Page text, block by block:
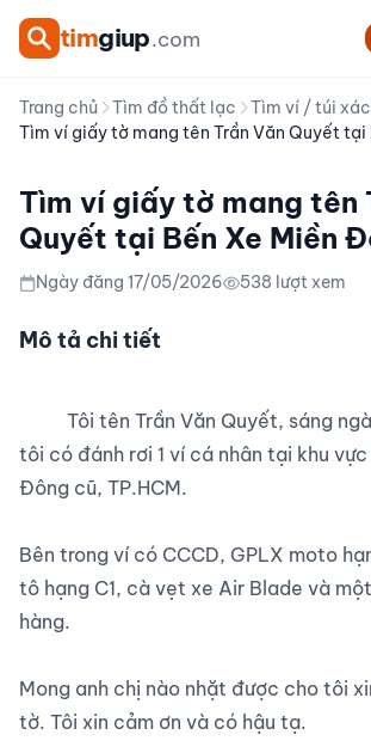
timgiup.com
Trang chủ Tìm đồ thất lạc
Tìm ví / túi
Tìm ví giấy tờ mang tên Trần Văn Quyết tại
Tìm ví giấy tờ mang tên
Quyết tại Bến Xe Miền
Ngày đăng 17/05/2026 538 lượt xem
Mô tả chi tiết
tôi có đánh rơi 1 ví cá nhân tại khu vực
Đông cũ, TP.HCM.
Bên trong ví có CCCD, GPLX moto
tô hạng C1, cà vẹt xe Air Blade và
hàng.
Mong anh chị nào nhặt được cho tôi
tờ. Tôi xin cảm ơn và có hậu tạ.